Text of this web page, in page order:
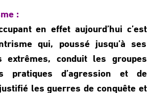
:
en effet aujourd’hui c’est
qui, poussé jusqu’à ses
conduit les groupes
pratiques d’agression et de
les guerres de conquête et